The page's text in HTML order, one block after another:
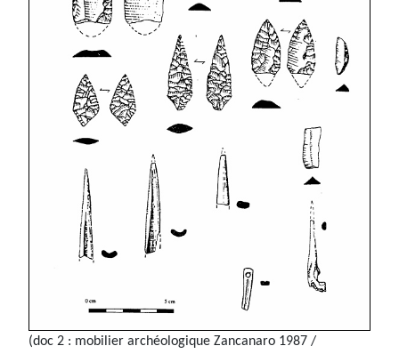
(doc 2 : mobilier archéologique Zancanaro 1987 /